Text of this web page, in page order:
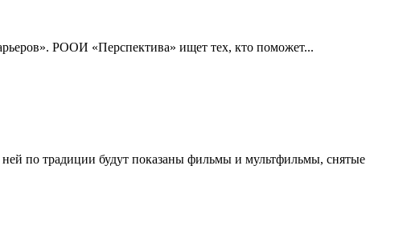
РООИ «Перспектива» ищет тех, кто поможет...
по традиции будут показаны фильмы и мультфильмы, снятые